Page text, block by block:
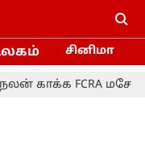
சினிமா
FCRA